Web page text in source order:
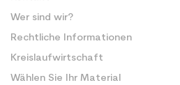
Wer sind wir?
Rechtliche Informationen
Kreislaufwirtschaft
Wählen Sie Ihr Material